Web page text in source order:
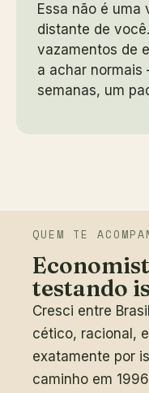
Essa não é uma
distante de
vazamentos de
a achar
semanas, um
QUEM TE
testando
Cresci entre
cético, racional,
exatamente por
caminho em